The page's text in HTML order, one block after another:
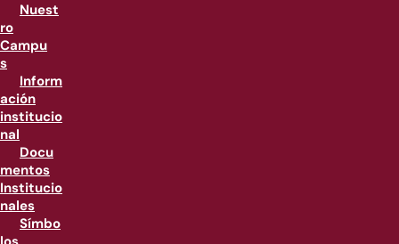
Nuest
ro
Campu
s
Inform
ación
institucio
nal
Docu
mentos
Institucio
nales
Símbo